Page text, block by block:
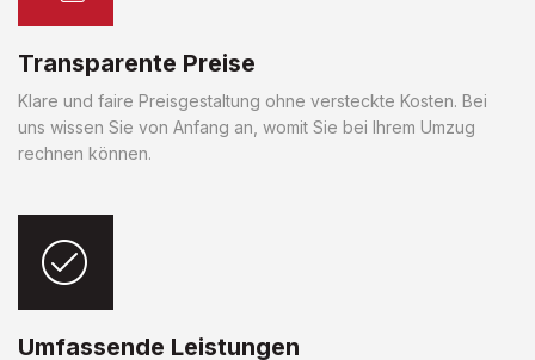
Transparente Preise
Klare und faire Preisgestaltung ohne versteckte Kosten. Bei
uns wissen Sie von Anfang an, womit Sie bei Ihrem Umzug
rechnen können.
Umfassende Leistungen